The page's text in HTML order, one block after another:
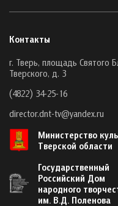
Контакты
г. Тверь, площадь Святого
Тверского, д. 3
(4822) 34-25-16
director.dnt-tv@yandex.ru
Министерство
Тверской области
Государственный
Российский Дом
народного
им. В.Д. Поленова